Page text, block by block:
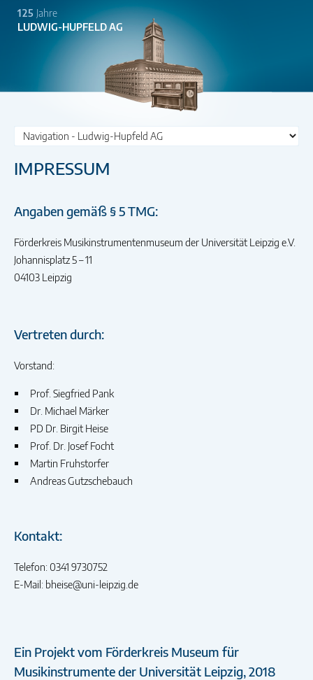
125 Jahre
LUDWIG-HUPFELD AG
Zielseite
IMPRESSUM
Angaben gemäß § 5 TMG:
Förderkreis Musikinstrumentenmuseum der Universität Leipzig e.V.
Johannisplatz 5 – 11
04103 Leipzig
Vertreten durch:
Vorstand:
Prof. Siegfried Pank
Dr. Michael Märker
PD Dr. Birgit Heise
Prof. Dr. Josef Focht
Martin Fruhstorfer
Andreas Gutzschebauch
Kontakt:
Telefon: 0341 9730752
E-Mail: bheise@uni-leipzig.de
Ein Projekt vom Förderkreis Museum für
Musikinstrumente der Universität Leipzig, 2018